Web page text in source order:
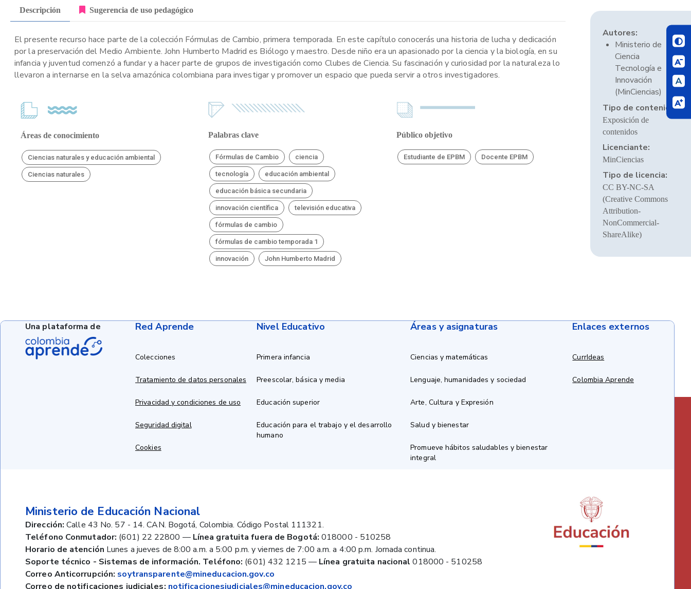
Descripción Sugerencia de uso pedagógico
El presente recurso hace parte de la colección Fórmulas de Cambio, primera temporada. En este capítulo conocerás una historia de lucha y dedicación
por la preservación del Medio Ambiente. John Humberto Madrid es Biólogo y maestro. Desde niño era un apasionado por la ciencia y la biología, en su
infancia y juventud comenzó a fundar y a hacer parte de grupos de investigación como Clubes de Ciencia. Su fascinación y curiosidad por la naturaleza lo
llevaron a internarse en la selva amazónica colombiana para investigar y promover un espacio que pueda servir a otros investigadores.
Áreas de conocimiento
Ciencias naturales y educación ambiental
Ciencias naturales
Palabras clave
Fórmulas de Cambio ciencia
tecnología educación ambiental
educación básica secundaria
innovación científica televisión educativa
fórmulas de cambio
fórmulas de cambio temporada 1
innovación John Humberto Madrid
Público objetivo
Estudiante de EPBM Docente EPBM
Autores:
Ministerio de
Ciencia
Tecnología e
Innovación
(MinCiencias)
Tipo de contenido:
Exposición de
contenidos
Licenciante:
MinCiencias
Tipo de licencia:
CC BY-NC-SA
(Creative Commons
Attribution-
NonCommercial-
ShareAlike)
Red Aprende
Colecciones
Tratamiento de datos personales
Privacidad y condiciones de uso
Seguridad digital
Cookies
Nivel Educativo
Primera infancia
Preescolar, básica y media
Educación superior
Educación para el trabajo y el desarrollo
humano
Áreas y asignaturas
Ciencias y matemáticas
Lenguaje, humanidades y sociedad
Arte, Cultura y Expresión
Salud y bienestar
Promueve hábitos saludables y bienestar
integral
Enlaces externos
CurrIdeas
Colombia Aprende
Ministerio de Educación Nacional
Dirección: Calle 43 No. 57 - 14. CAN. Bogotá, Colombia. Código Postal 111321.
Teléfono Conmutador: (601) 22 22800 — Línea gratuita fuera de Bogotá: 018000 - 510258
Horario de atención Lunes a jueves de 8:00 a.m. a 5:00 p.m. y viernes de 7:00 a.m. a 4:00 p.m. Jornada continua.
Soporte técnico - Sistemas de información. Teléfono: (601) 432 1215 — Línea gratuita nacional 018000 - 510258
Correo Anticorrupción: soytransparente@mineducacion.gov.co
Correo de notificaciones judiciales: notificacionesjudiciales@mineducacion.gov.co
Una plataforma de